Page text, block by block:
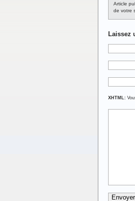
Article
de votre
Laissez
XHTML: